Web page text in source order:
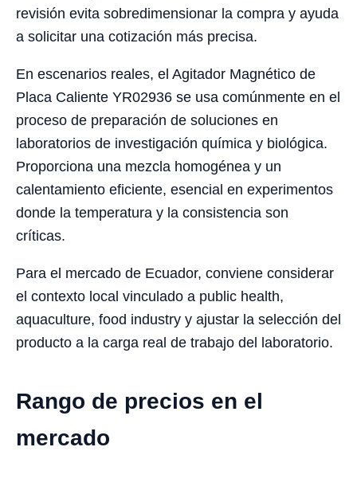
revisión evita sobredimensionar la compra y ayuda
a solicitar una cotización más precisa.
En escenarios reales, el Agitador Magnético de
Placa Caliente YR02936 se usa comúnmente en el
proceso de preparación de soluciones en
laboratorios de investigación química y biológica.
Proporciona una mezcla homogénea y un
calentamiento eficiente, esencial en experimentos
donde la temperatura y la consistencia son
críticas.
Para el mercado de Ecuador, conviene considerar
el contexto local vinculado a public health,
aquaculture, food industry y ajustar la selección del
producto a la carga real de trabajo del laboratorio.
Rango de precios en el
mercado